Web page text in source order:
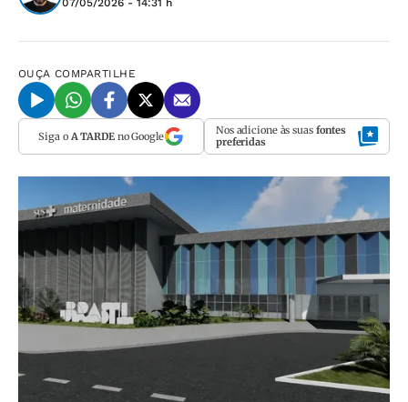
OUÇA COMPARTILHE
Siga o A TARDEno Google Nos adicione às suas fontes
preferidas